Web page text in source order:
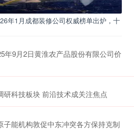
年1月成都装修公司权威榜单出炉，十
年9月2日黄淮农产品股份有限公司价
研科技板块 前沿技术成关注焦点
子能机构敦促中东冲突各方保持克制